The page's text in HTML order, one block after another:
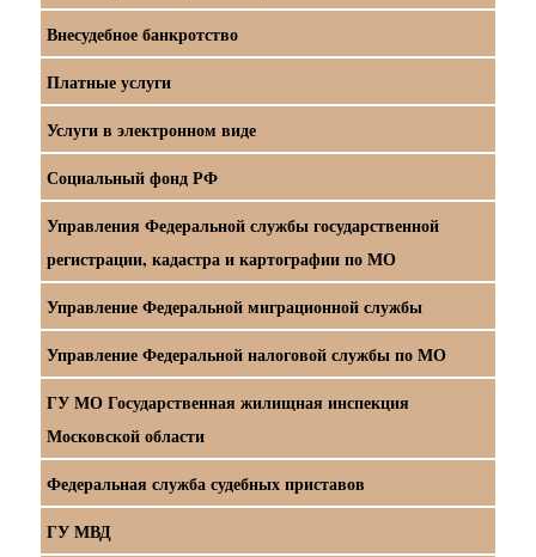
Внесудебное банкротство
Платные услуги
Услуги в электронном виде
Социальный фонд РФ
Управления Федеральной службы государственной
регистрации, кадастра и картографии по МО
Управление Федеральной миграционной службы
Управление Федеральной налоговой службы по МО
ГУ МО Государственная жилищная инспекция
Московской области
Федеральная служба судебных приставов
ГУ МВД